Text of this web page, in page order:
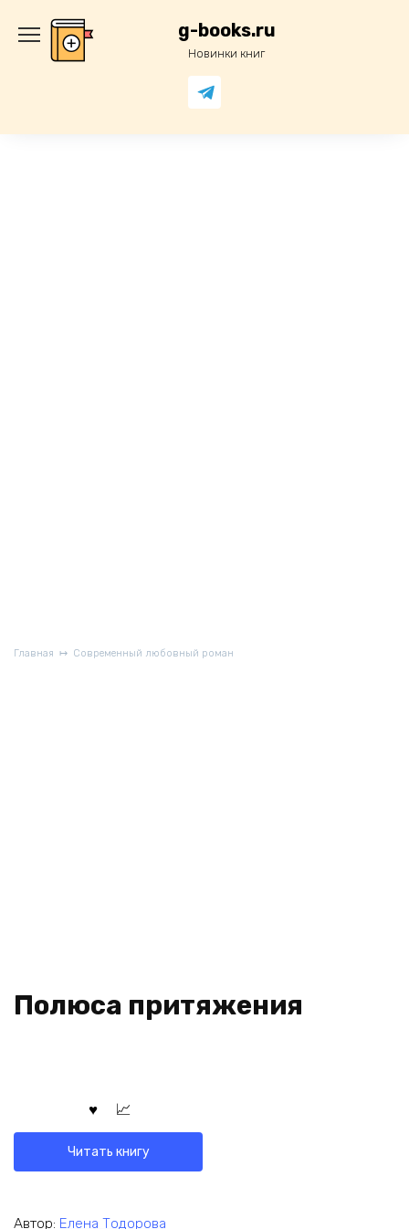
содержанию
g-books.ru
Новинки книг
Главная Современный любовный роман
Полюса притяжения
Читать книгу
Автор: Елена Тодорова